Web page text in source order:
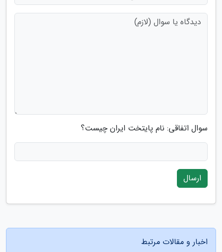
سوال اتفاقی: نام پایتخت ایران چیست؟
ارسال
اخبار و مقالات مرتبط